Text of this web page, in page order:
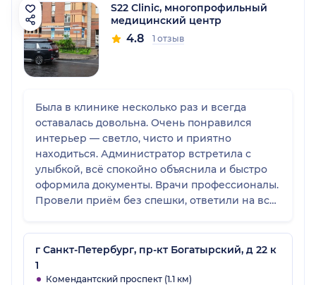
S22 Clinic, многопрофильный
медицинский центр
4.8 1 отзыв
Была в клинике несколько раз и всегда
оставалась довольна. Очень понравился
интерьер — светло, чисто и приятно
находиться. Администратор встретила с
улыбкой, всё спокойно объяснила и быстро
оформила документы. Врачи профессионалы.
Провели приём без спешки, ответили на все
здесь действительно хотят помочь. Также
удобно, что клиника находится в доступном
месте, без проблем можно добраться как на
машине, так и на общественном транспорте.
г Санкт-Петербург, пр-кт Богатырский, д 22 к
1
Комендантский проспект (1.1 км)